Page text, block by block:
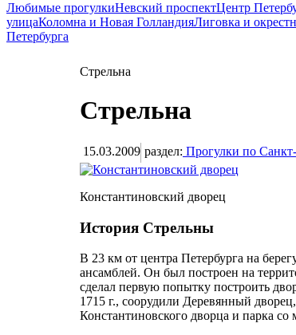
Любимые прогулкиНевский проспектЦентр
улицаКоломна и Новая ГолландияЛиговка и
Петербурга
Стрельна
Стрельна
15.03.2009 раздел: Прогулки по
Константиновский дворец
История Стрельны
В 23 км от центра Петербурга на
ансамблей. Он был построен на
сделал первую попытку построить
1715 г., соорудили Деревянный
Константиновского дворца и парка